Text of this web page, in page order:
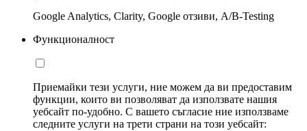
Google Analytics, Clarity, Google отзиви, A/B-Testing
Функционалност
Приемайки тези услуги, ние можем да ви предоставим
функции, които ви позволяват да използвате нашия
уебсайт по-удобно. С вашето съгласие ние използваме
следните услуги на трети страни на този уебсайт: